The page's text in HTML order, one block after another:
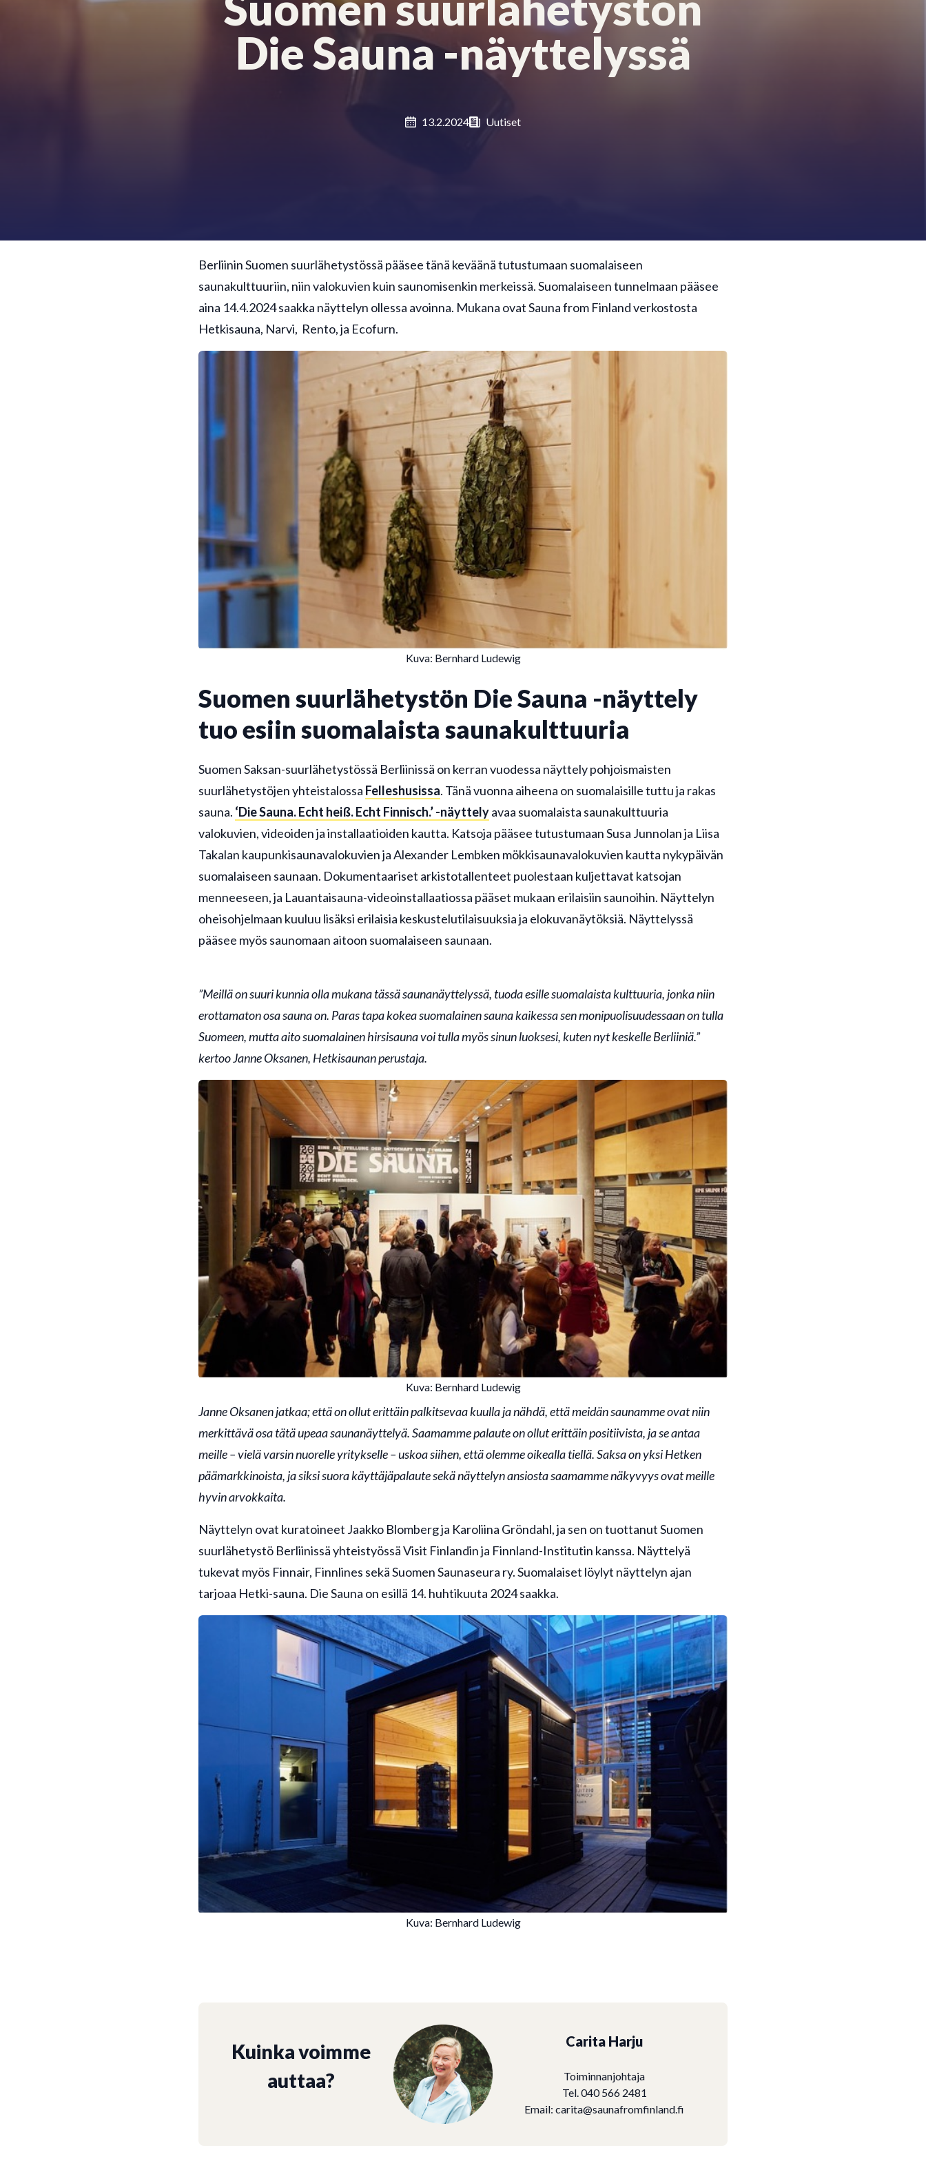
Die Sauna -näyttelyssä
13.2.2024 Uutiset
Berliinin Suomen suurlähetystössä pääsee tänä keväänä tutustumaan suomalaiseen
saunakulttuuriin, niin valokuvien kuin saunomisenkin merkeissä. Suomalaiseen tunnelmaan pääsee
aina 14.4.2024 saakka näyttelyn ollessa avoinna. Mukana ovat Sauna from Finland verkostosta
Hetkisauna, Narvi, Rento, ja Ecofurn.
Kuva: Bernhard Ludewig
Suomen suurlähetystön Die Sauna -näyttely
tuo esiin suomalaista saunakulttuuria
Suomen Saksan-suurlähetystössä Berliinissä on kerran vuodessa näyttely pohjoismaisten
suurlähetystöjen yhteistalossa Felleshusissa. Tänä vuonna aiheena on suomalaisille tuttu ja rakas
sauna. ‘Die Sauna. Echt heiß. Echt Finnisch.’ -näyttelyavaa suomalaista saunakulttuuria
valokuvien, videoiden ja installaatioiden kautta. Katsoja pääsee tutustumaan Susa Junnolan ja Liisa
Takalan kaupunkisaunavalokuvien ja Alexander Lembken mökkisaunavalokuvien kautta nykypäivän
suomalaiseen saunaan. Dokumentaariset arkistotallenteet puolestaan kuljettavat katsojan
menneeseen, ja Lauantaisauna-videoinstallaatiossa pääset mukaan erilaisiin saunoihin. Näyttelyn
oheisohjelmaan kuuluu lisäksi erilaisia keskustelutilaisuuksia ja elokuvanäytöksiä. Näyttelyssä
pääsee myös saunomaan aitoon suomalaiseen saunaan.
”Meillä on suuri kunnia olla mukana tässä saunanäyttelyssä, tuoda esille suomalaista kulttuuria, jonka niin
erottamaton osa sauna on. Paras tapa kokea suomalainen sauna kaikessa sen monipuolisuudessaan on tulla
Suomeen, mutta aito suomalainen hirsisauna voi tulla myös sinun luoksesi, kuten nyt keskelle Berliiniä.”
kertoo Janne Oksanen, Hetkisaunan perustaja.
Kuva: Bernhard Ludewig
Janne Oksanen jatkaa; että on ollut erittäin palkitsevaa kuulla ja nähdä, että meidän saunamme ovat niin
merkittävä osa tätä upeaa saunanäyttelyä. Saamamme palaute on ollut erittäin positiivista, ja se antaa
meille – vielä varsin nuorelle yritykselle – uskoa siihen, että olemme oikealla tiellä. Saksa on yksi Hetken
päämarkkinoista, ja siksi suora käyttäjäpalaute sekä näyttelyn ansiosta saamamme näkyvyys ovat meille
hyvin arvokkaita.
Näyttelyn ovat kuratoineet Jaakko Blomberg ja Karoliina Gröndahl, ja sen on tuottanut Suomen
suurlähetystö Berliinissä yhteistyössä Visit Finlandin ja Finnland-Institutin kanssa. Näyttelyä
tukevat myös Finnair, Finnlines sekä Suomen Saunaseura ry. Suomalaiset löylyt näyttelyn ajan
tarjoaa Hetki-sauna. Die Sauna on esillä 14. huhtikuuta 2024 saakka.
Kuva: Bernhard Ludewig
Kuinka voimme
auttaa?
Carita Harju
Toiminnanjohtaja
Tel. 040 566 2481
Email:carita@saunafromfinland.fi